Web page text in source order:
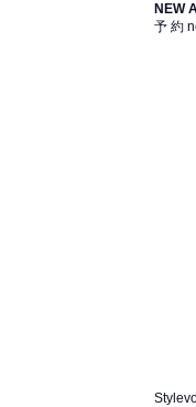
NEW
予 約